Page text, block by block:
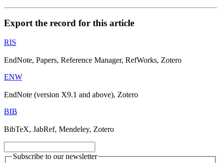
Export the record for this article
RIS
EndNote, Papers, Reference Manager, RefWorks, Zotero
ENW
EndNote (version X9.1 and above), Zotero
BIB
BibTeX, JabRef, Mendeley, Zotero
Subscribe to our newsletter